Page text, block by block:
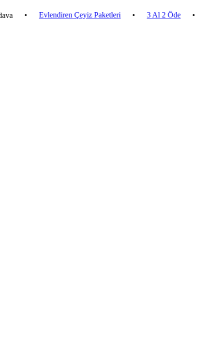
• Evlendiren Çeyiz Paketleri • 3 Al 2 Öde •
2.500